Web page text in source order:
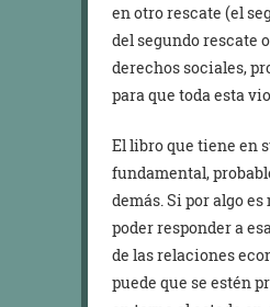
en otro rescate (el
del segundo rescate
derechos sociales,
para que toda esta
El libro que tiene en
fundamental,
demás. Si por algo
poder responder a
de las relaciones
puede que se estén